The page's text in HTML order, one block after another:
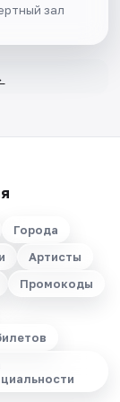
зал
Города
Артисты
Промокоды